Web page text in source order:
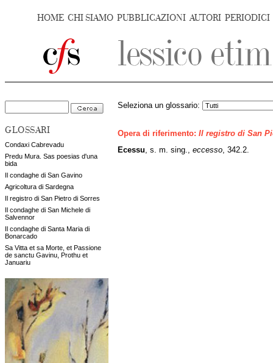
HOME CHI SIAMO PUBBLICAZIONI AUTORI PERIODICI
GLOSSARI
Condaxi Cabrevadu
Predu Mura. Sas poesias d'una
bida
Il condaghe di San Gavino
Agricoltura di Sardegna
Il registro di San Pietro di Sorres
Il condaghe di San Michele di
Salvennor
Il condaghe di Santa Maria di
Bonarcado
Sa Vitta et sa Morte, et Passione
de sanctu Gavinu, Prothu et
Januariu
Seleziona un glossario:
Opera di riferimento: Il registro di San
Ecessu , s. m. sing., eccesso , 342.2.